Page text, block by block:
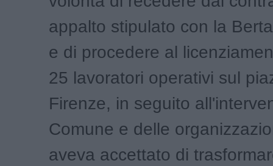
appalto stipulato con la
e di procedere al
25 lavoratori operativi sul
Firenze, in seguito
Comune e delle
aveva accettato di